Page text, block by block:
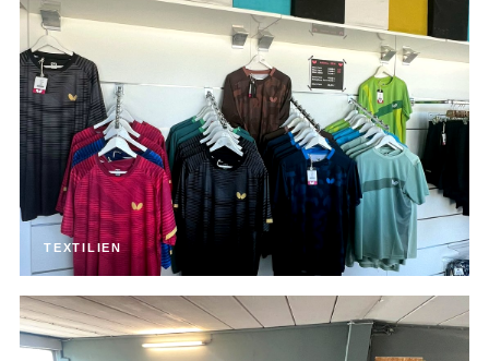
TEXTILIEN